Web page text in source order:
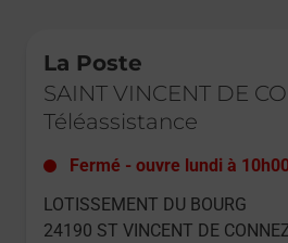
La Poste
SAINT VINCENT DE
Téléassistance
Fermé - ouvre lundi à
LOTISSEMENT DU BOURG
24190 ST VINCENT DE